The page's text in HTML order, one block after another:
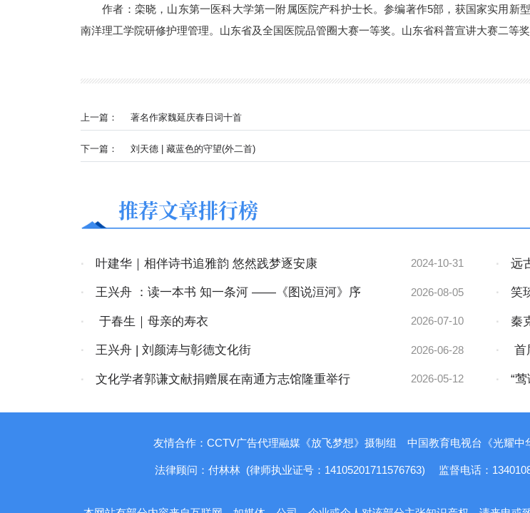
作者：栾晓，山东第一医科大学第一附属医院产科护士长。参编著作5部，获国家实用新
南洋理工学院研修护理管理。山东省及全国医院品管圈大赛一等奖。山东省科普宣讲大赛二等奖
上一篇： 著名作家魏延庆春日词十首
下一篇： 刘天德 | 藏蓝色的守望(外二首)
推荐文章排行榜
· 叶建华｜相伴诗书追雅韵 悠然践梦逐安康 2024-10-31 ·
远
市青
· 王兴舟 ：读一本书 知一条河 ——《图说洹河》序 2026-08-05 ·
笑
命的
· 于春生｜母亲的寿衣 2026-07-10 · 秦
· 王兴舟 | 刘颜涛与彰德文化街 2026-06-28 · 首
· 文化学者郭谦文献捐赠展在南通方志馆隆重举行 2026-05-12 · “
友情合作：CCTV广告代理融媒《放飞梦想》摄制组 中国教育电视台《光耀中
法律顾问：付林林 (律师执业证号：14105201711576763) 监督电话：